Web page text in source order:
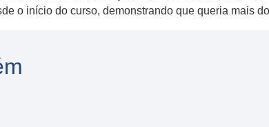
o início do curso, demonstrando que queria mais